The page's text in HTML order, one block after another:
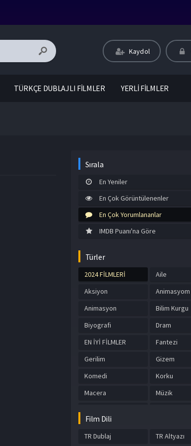
Kaydol
TÜRKÇE DUBLAJLI FİLMLER YERLİ FİLMLER
Sırala
En Yeniler
En Çok Görüntülenenler
En Çok Yorumlananlar
IMDB Puanı'na Göre
Türler
2024 FİLMLERİ
Aile
Aksiyon
Animasyom
Animasyon
Bilim Kurgu
Biyografi
Dram
EN İYİ FİLMLER
Fantezi
Gerilim
Gizem
Komedi
Korku
Macera
Müzik
FİLMLER
Film Dili
TR Dublaj TR Altyazı